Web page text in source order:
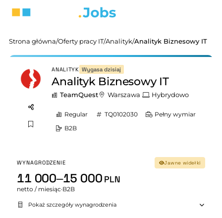
Strona główna/Oferty pracy IT/Analityk/Analityk Biznesowy IT
ANALITYK Wygasa dzisiaj
Analityk Biznesowy IT
TeamQuest Warszawa Hybrydowo
Regular TQ0102030
Pełny wymiar
B2B
WYNAGRODZENIE Jawne widełki
11 000–15 000 PLN
netto / miesiąc·B2B
Pokaż szczegóły wynagrodzenia